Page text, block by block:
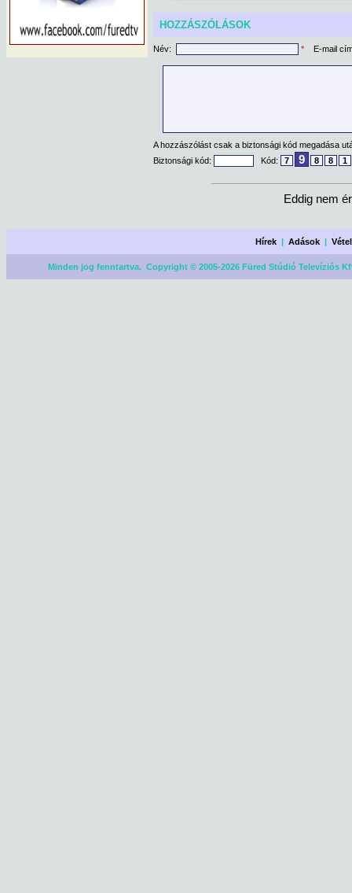
HOZZÁSZÓLÁSOK
Név: * E-mail
A hozzászólást csak a biztonsági kód megadása
Biztonsági kód:
Kód: 7 9 8 8 1
Eddig nem
Hírek |Adások |
Minden jog fenntartva. Copyright © 2005-2026 Füred Stúdió Televíziós